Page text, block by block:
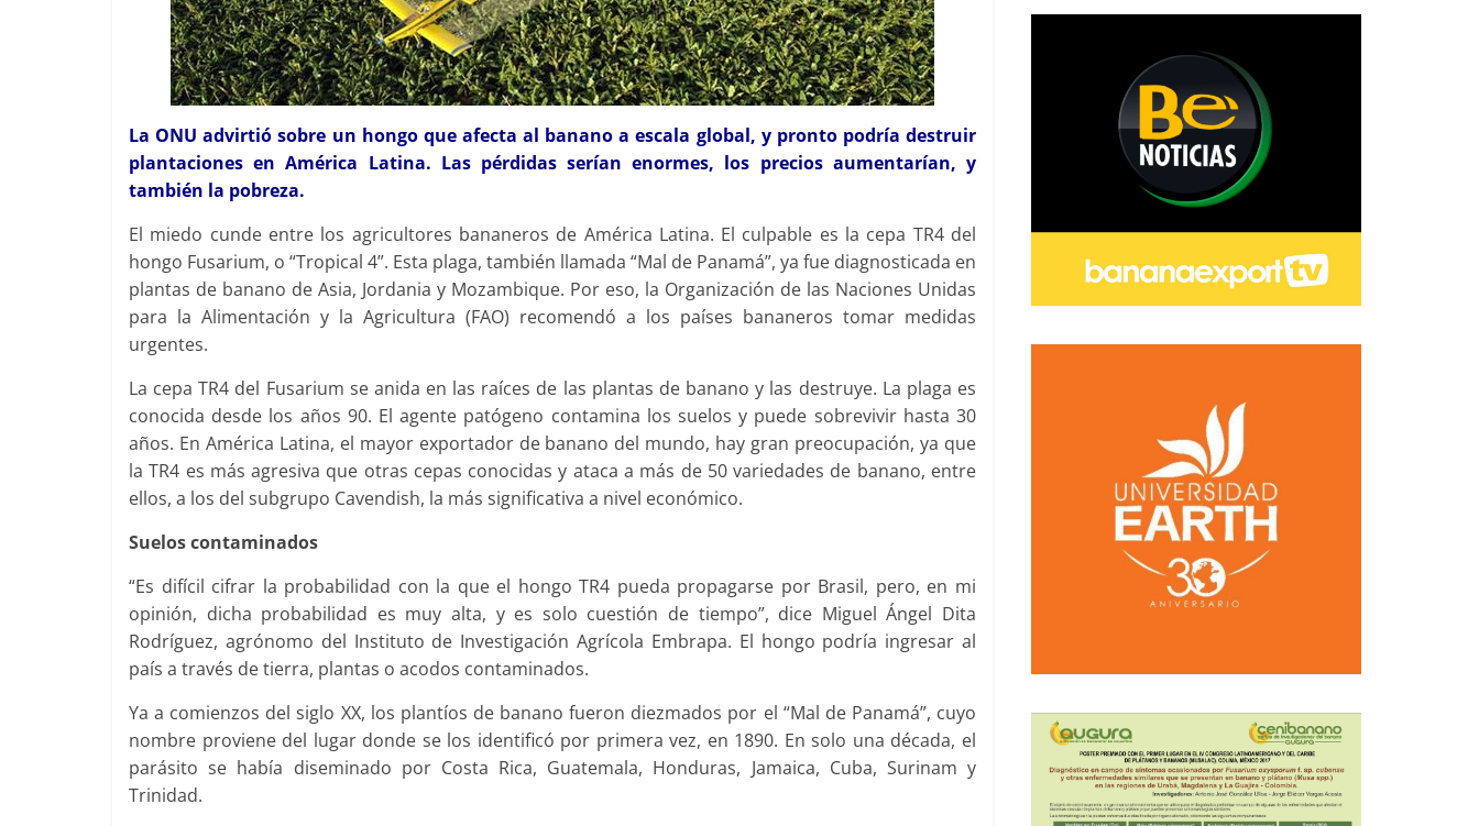
La ONU advirtió sobre un hongo que afecta al banano a escala global, y pronto podría destruir
plantaciones en América Latina. Las pérdidas serían enormes, los precios aumentarían, y
también la pobreza.
El miedo cunde entre los agricultores bananeros de América Latina. El culpable es la cepa TR4 del
hongo Fusarium, o “Tropical 4”. Esta plaga, también llamada “Mal de Panamá”, ya fue diagnosticada en
plantas de banano de Asia, Jordania y Mozambique. Por eso, la Organización de las Naciones Unidas
para la Alimentación y la Agricultura (FAO) recomendó a los países bananeros tomar medidas
urgentes.
La cepa TR4 del Fusarium se anida en las raíces de las plantas de banano y las destruye. La plaga es
conocida desde los años 90. El agente patógeno contamina los suelos y puede sobrevivir hasta 30
años. En América Latina, el mayor exportador de banano del mundo, hay gran preocupación, ya que
la TR4 es más agresiva que otras cepas conocidas y ataca a más de 50 variedades de banano, entre
ellos, a los del subgrupo Cavendish, la más significativa a nivel económico.
Suelos contaminados
“Es difícil cifrar la probabilidad con la que el hongo TR4 pueda propagarse por Brasil, pero, en mi
opinión, dicha probabilidad es muy alta, y es solo cuestión de tiempo”, dice Miguel Ángel Dita
Rodríguez, agrónomo del Instituto de Investigación Agrícola Embrapa. El hongo podría ingresar al
país a través de tierra, plantas o acodos contaminados.
Ya a comienzos del siglo XX, los plantíos de banano fueron diezmados por el “Mal de Panamá”, cuyo
nombre proviene del lugar donde se los identificó por primera vez, en 1890. En solo una década, el
parásito se había diseminado por Costa Rica, Guatemala, Honduras, Jamaica, Cuba, Surinam y
Trinidad.